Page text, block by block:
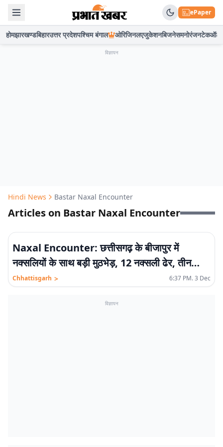
ePaper
होमझारखण्डबिहारउत्तर प्रदेशपश्चिम बंगाल ओरिजिनलएजुकेशनबिजनेसमनोरंजनटेकऑटो
विज्ञापन
Hindi News Bastar Naxal Encounter
Articles on Bastar Naxal Encounter
Naxal Encounter: छत्तीसगढ़ के बीजापुर में
नक्सलियों के साथ बड़ी मुठभेड़, 12 नक्सली ढेर, तीन
जवान शहीद
Chhattisgarh > 6:37 PM. 3 Dec
विज्ञापन